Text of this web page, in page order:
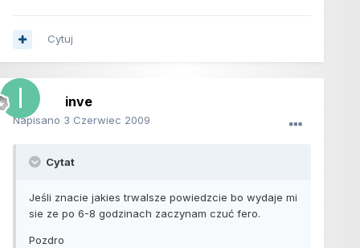
Cytuj
inve
Napisano 3 Czerwiec 2009
Cytat
Jeśli znacie jakies trwalsze powiedzcie bo wydaje mi
sie ze po 6-8 godzinach zaczynam czuć fero.
Pozdro